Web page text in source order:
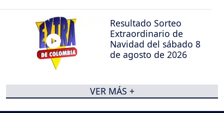
Resultado Sorteo
Extraordinario de
Navidad del sábado 8
de agosto de 2026
VER MÁS +